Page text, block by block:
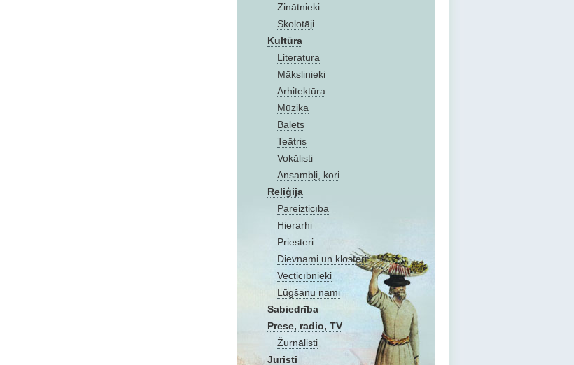
Zinātnieki
Skolotāji
Kultūra
Literatūra
Mākslinieki
Arhitektūra
Mūzika
Balets
Teātris
Vokālisti
Ansambļi, kori
Reliģija
Pareizticība
Hierarhi
Priesteri
Dievnami un klosteri
Vecticībnieki
Lūgšanu nami
Sabiedrība
Prese, radio, TV
Žurnālisti
Juristi